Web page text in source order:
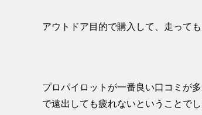
アウトドア目的で購入して、走って
プロパイロットが一番良い口コミが
で遠出しても疲れないということでし